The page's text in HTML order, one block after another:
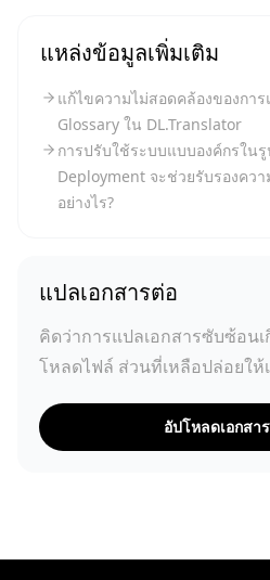
แหล่งข้อมูลเพิ่มเติม
แก้ไขความไม่สอดคล้องของกา
Glossary ใน DL.Translator
การปรับใช้ระบบแบบองค์กรใน
Deployment จะช่วยรับรองคว
อย่างไร?
แปลเอกสารต่อ
คิดว่าการแปลเอกสารซับซ้อนเ
โหลดไฟล์ ส่วนที่เหลือปล่อยให้
อัปโหลดเอกสา